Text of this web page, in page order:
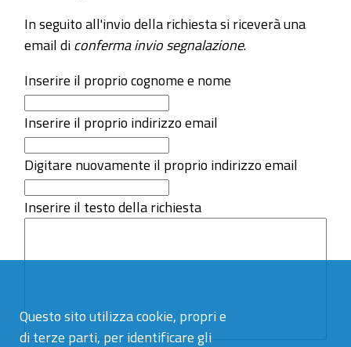
Questo sito utilizza cookie, propri e
di terze parti, per identificare gli
In seguito all'invio della richiesta si riceverà una
email diconferma invio segnalazione.
Inserire il proprio cognome e nome
Inserire il proprio indirizzo email
Digitare nuovamente il proprio indirizzo email
Inserire il testo della richiesta